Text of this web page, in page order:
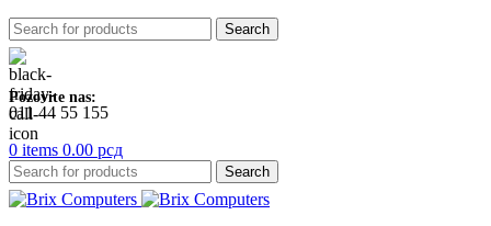
Search
Pozovite nas:
011 44 55 155
0 items 0.00 рсд
Search